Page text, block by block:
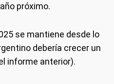
próximo.
se mantiene desde lo
debería crecer un
informe anterior).